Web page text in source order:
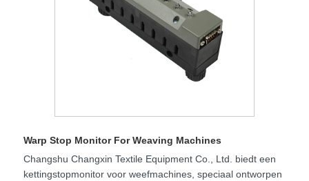
Warp Stop Monitor For Weaving Machines
Changshu Changxin Textile Equipment Co., Ltd. biedt een
kettingstopmonitor voor weefmachines, speciaal ontworpen